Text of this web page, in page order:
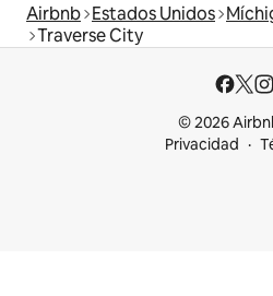
Airbnb Estados Unidos
Traverse City
© 2026
Privacidad